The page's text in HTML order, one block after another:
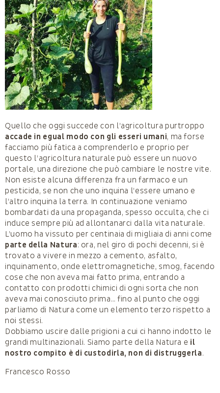
Quello che oggi succede con l’agricoltura purtroppo
accade in egual modo con gli esseri umani, ma forse
facciamo più fatica a comprenderlo e proprio per
questo l’agricoltura naturale può essere un nuovo
portale, una direzione che può cambiare le nostre vite.
Non esiste alcuna differenza fra un farmaco e un
pesticida, se non che uno inquina l’essere umano e
l’altro inquina la terra. In continuazione veniamo
bombardati da una propaganda, spesso occulta, che ci
induce sempre più ad allontanarci dalla vita naturale.
L’uomo ha vissuto per centinaia di migliaia di anni come
parte della Natura: ora, nel giro di pochi decenni, si è
trovato a vivere in mezzo a cemento, asfalto,
inquinamento, onde elettromagnetiche, smog, facendo
cose che non aveva mai fatto prima, entrando a
contatto con prodotti chimici di ogni sorta che non
aveva mai conosciuto prima… fino al punto che oggi
parliamo di Natura come un elemento terzo rispetto a
noi stessi.
Dobbiamo uscire dalle prigioni a cui ci hanno indotto le
grandi multinazionali. Siamo parte della Natura e il
nostro compito è di custodirla, non di distruggerla.
Francesco Rosso